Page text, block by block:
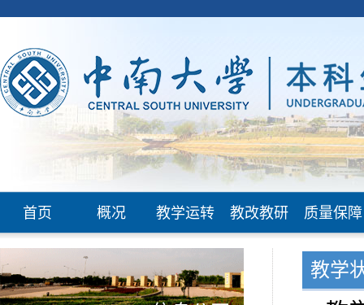
首页 概况 教学运转 教改教研 质量保障
教学